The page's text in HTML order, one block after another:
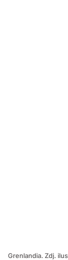
Grenlandia. Zdj.